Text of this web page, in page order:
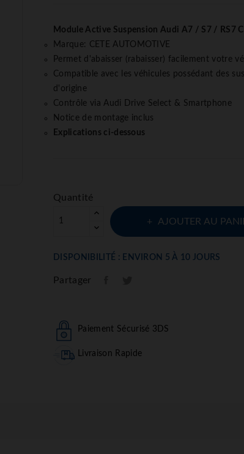
Module Active Suspension Audi A7 / S7 / RS7
Marque: CETE AUTOMOTIVE
Permet d'abaisser (rabaisser) facilement votre
Compatible avec les véhicules possédant des
d'origine
Contrôle via Audi Drive Select & Smartphone
Notice de montage inclus
Explications ci-dessous
Quantité
AJOUTER AU
DISPONIBILITÉ : ENVIRON 5 À 10 JOURS
Partager
Paiement Sécurisé 3DS
Livraison Rapide